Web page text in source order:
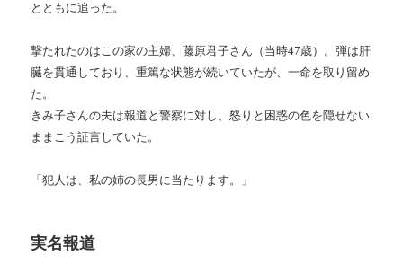
とともに追った。
撃たれたのはこの家の主婦、藤原君子さん（当時47歳）。弾は肝
臓を貫通しており、重篤な状態が続いていたが、一命を取り留め
た。
きみ子さんの夫は報道と警察に対し、怒りと困惑の色を隠せない
ままこう証言していた。
「犯人は、私の姉の長男に当たります。」
実名報道